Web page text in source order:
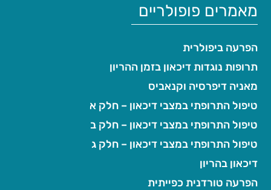
מאמרים פופולריים
הפרעה ביפולרית
תרופות נוגדות דיכאון בזמן ההריון
מאניה דיפרסיה וקנאביס
טיפול התרופתי במצבי דיכאון – חלק א
טיפול התרופתי במצבי דיכאון – חלק ב
טיפול התרופתי במצבי דיכאון – חלק ג
דיכאון בהריון
הפרעה טורדנית כפייתית